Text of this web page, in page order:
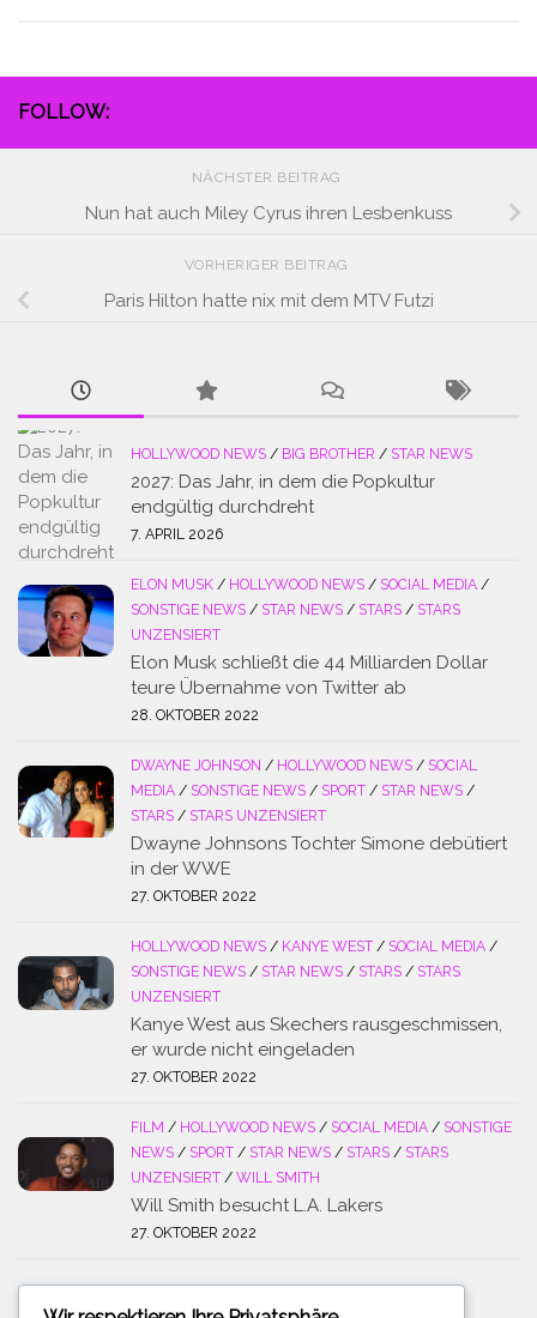
FOLLOW:
NÄCHSTER BEITRAG
Nun hat auch Miley Cyrus ihren Lesbenkuss
VORHERIGER BEITRAG
Paris Hilton hatte nix mit dem MTV Futzi
HOLLYWOOD NEWS / BIG BROTHER / STAR NEWS
2027: Das Jahr, in dem die Popkultur
endgültig durchdreht
7. APRIL 2026
ELON MUSK / HOLLYWOOD NEWS / SOCIAL MEDIA /
SONSTIGE NEWS / STAR NEWS / STARS / STARS
UNZENSIERT
Elon Musk schließt die 44 Milliarden Dollar
teure Übernahme von Twitter ab
28. OKTOBER 2022
DWAYNE JOHNSON / HOLLYWOOD NEWS / SOCIAL
MEDIA / SONSTIGE NEWS / SPORT / STAR NEWS /
STARS / STARS UNZENSIERT
Dwayne Johnsons Tochter Simone debütiert
in der WWE
27. OKTOBER 2022
HOLLYWOOD NEWS / KANYE WEST / SOCIAL MEDIA /
SONSTIGE NEWS / STAR NEWS / STARS / STARS
UNZENSIERT
Kanye West aus Skechers rausgeschmissen,
er wurde nicht eingeladen
27. OKTOBER 2022
FILM / HOLLYWOOD NEWS / SOCIAL MEDIA / SONSTIGE
NEWS / SPORT / STAR NEWS / STARS / STARS
UNZENSIERT / WILL SMITH
Will Smith besucht L.A. Lakers
27. OKTOBER 2022